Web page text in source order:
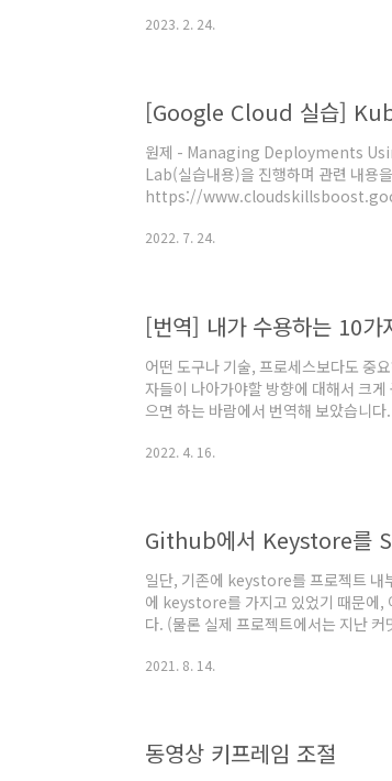
로를 성장하는 개발자로 만들기 위해
2023. 2. 24.
[Google Cloud 실습]
원제 - Managing Deployments
Lab(실습내용)을 진행하며 관련 내용
https://
Lab에 해당한다. https://
2022. 7. 24.
[번역] 내가 수용하는 10가
어떤 도구나 기술, 프로세스보다도 중
자들이 나아가야할 방향에 대해서 크
으면 하는 바람에서 번역해 보았습
than any tool, technology, or
2022. 4. 16.
Github에서 Keystore를
일단, 기존에 keystore를 프로젝트 내
에 keystore를 가지고 있었기 때문에,
다. (물론 실제 프로젝트에서는 지난
에 시도하기를 추천한다.) 또한 전제
2021. 8. 14.
동영상 키프레임 조절